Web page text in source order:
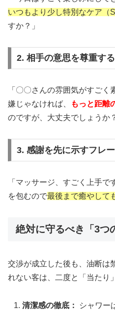
いつもより少し特別なケア（
すか？」
2. 相手の意思を尊重す
「〇〇さんの雰囲気がすご
嫌じゃなければ、
もっと距離
のですが、大丈夫でしょうか
3. 感謝を先に示すフレ
「マッサージ、すごく上手
を包むので最後まで癒やして
絶対に守るべき「3つ
交渉が成立した後も、油断は
れない客は、二度と「当たり
清潔感の徹底：
シャワー